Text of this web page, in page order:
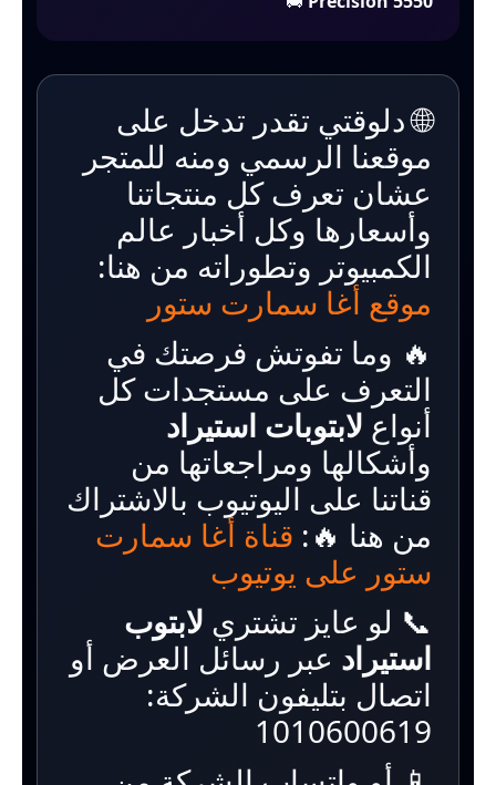
🌐 دلوقتي تقدر تدخل على
موقعنا الرسمي ومنه للمتجر
عشان تعرف كل منتجاتنا
وأسعارها وكل أخبار عالم
الكمبيوتر وتطوراته من هنا:
موقع أغا سمارت ستور
🔥 وما تفوتش فرصتك في
التعرف على مستجدات كل
أنواع لابتوبات استيراد
وأشكالها ومراجعاتها من
قناتنا على اليوتيوب بالاشتراك
من هنا 🔥: قناة أغا سمارت
ستور على يوتيوب
📞 لو عايز تشتري لابتوب
استيراد عبر رسائل العرض أو
اتصال بتليفون الشركة:
1010600619